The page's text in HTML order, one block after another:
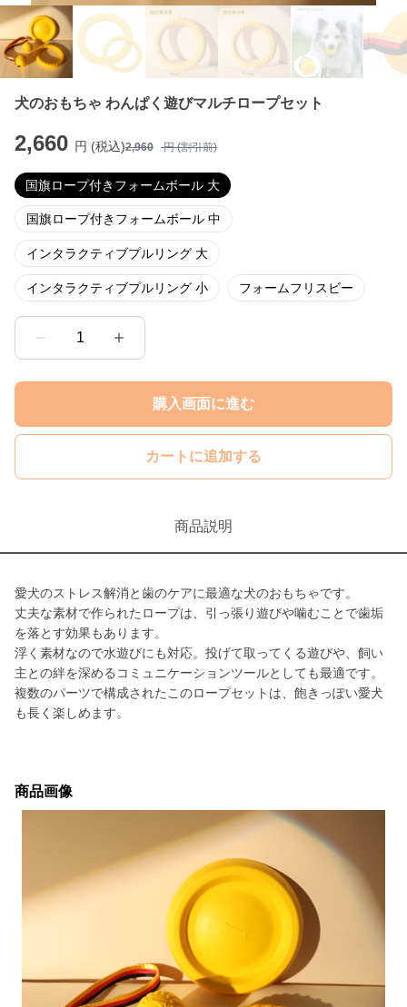
犬のおもちゃ わんぱく遊びマルチロープセット
2,660 円 (税込)2,960 円 (割引前)
国旗ロープ付きフォームボール 大
国旗ロープ付きフォームボール 中
インタラクティブプルリング 大
インタラクティブプルリング 小 フォームフリスビー
1
購入画面に進む
カートに追加する
商品説明
愛犬のストレス解消と歯のケアに最適な犬のおもちゃです。
丈夫な素材で作られたロープは、引っ張り遊びや噛むことで歯垢
を落とす効果もあります。
浮く素材なので水遊びにも対応。投げて取ってくる遊びや、飼い
主との絆を深めるコミュニケーションツールとしても最適です。
複数のパーツで構成されたこのロープセットは、飽きっぽい愛犬
も長く楽しめます。
商品画像